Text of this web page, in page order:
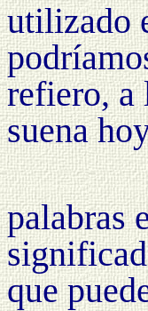
utilizado
refiero, a
suena
palabras
que